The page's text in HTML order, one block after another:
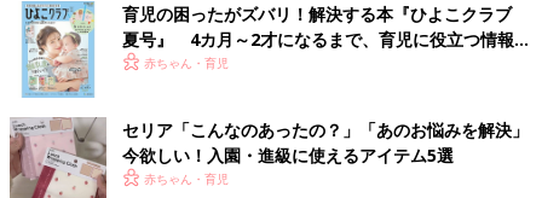
育児の困ったがズバリ！解決する本『ひよこクラブ
夏号』 4カ月～2才になるまで、育児に役立つ情報が
いっぱい！
赤ちゃん・育児
セリア「こんなのあったの？」「あのお悩みを解決」
今欲しい！入園・進級に使えるアイテム5選
赤ちゃん・育児